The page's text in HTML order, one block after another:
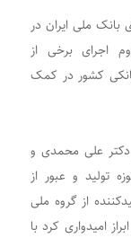
ملی ایران در
اجرای برخی از
کشور در کمک
دکتر علی محمدی و
تولید و عبور از
از گروه ملی
امیدواری کرد با